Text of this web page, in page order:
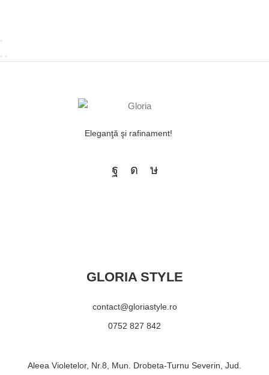
Eleganţă şi rafinament!
GLORIA STYLE
contact@gloriastyle.ro
0752 827 842
Aleea Violetelor, Nr.8, Mun. Drobeta-Turnu Severin, Jud.